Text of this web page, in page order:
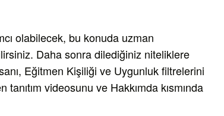
olabilecek, bu konuda uzman
Daha sonra dilediğiniz niteliklere
Eğitmen Kişiliği ve Uygunluk filtrelerini
videosunu ve Hakkımda kısmında